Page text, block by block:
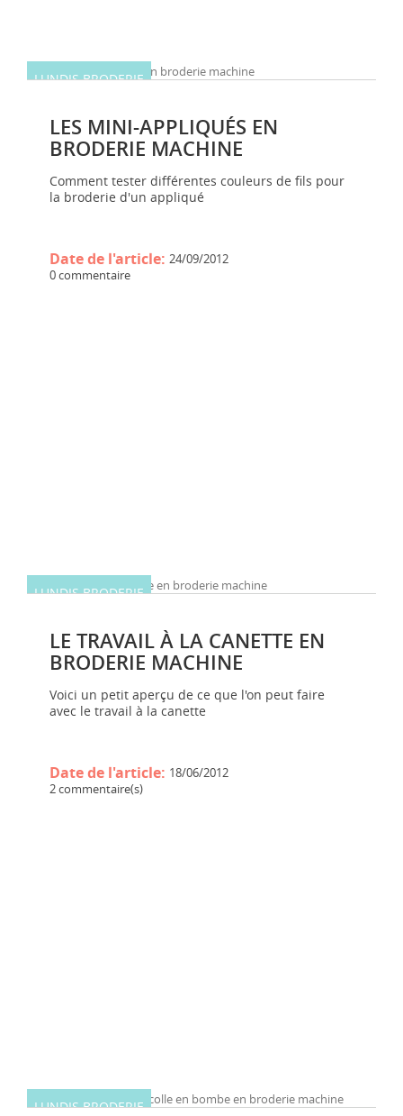
LUNDIS BRODERIE
LES MINI-APPLIQUÉS EN
BRODERIE MACHINE
Comment tester différentes couleurs de fils pour
la broderie d'un appliqué
Date de l'article: 24/09/2012
0 commentaire
LUNDIS BRODERIE
LE TRAVAIL À LA CANETTE EN
BRODERIE MACHINE
Voici un petit aperçu de ce que l'on peut faire
avec le travail à la canette
Date de l'article: 18/06/2012
2 commentaire(s)
LUNDIS BRODERIE